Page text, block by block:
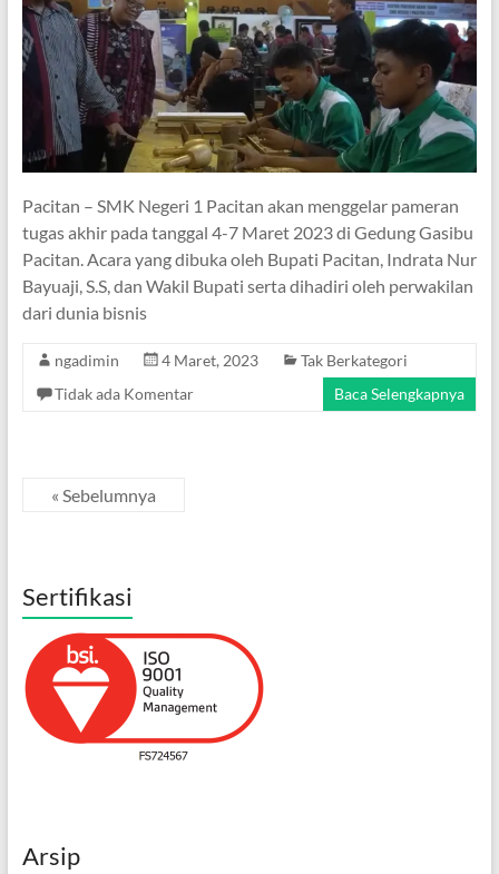
Pacitan – SMK Negeri 1 Pacitan akan menggelar pameran
tugas akhir pada tanggal 4-7 Maret 2023 di Gedung Gasibu
Pacitan. Acara yang dibuka oleh Bupati Pacitan, Indrata Nur
Bayuaji, S.S, dan Wakil Bupati serta dihadiri oleh perwakilan
dari dunia bisnis
ngadimin 4 Maret, 2023
Tak Berkategori
Tidak ada Komentar
Baca Selengkapnya
« Sebelumnya
Sertifikasi
Arsip